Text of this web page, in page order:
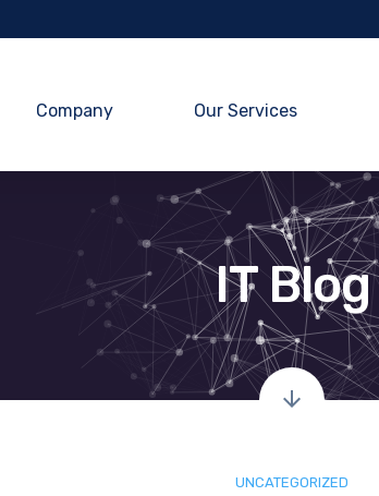
Company Our Services
IT Blog
UNCATEGORIZED